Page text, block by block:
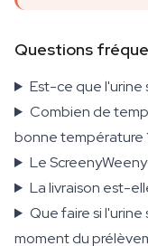
Questions
Est-ce que l'urine
Combien de
bonne température
Le
La livraison est-
Que faire si
moment du